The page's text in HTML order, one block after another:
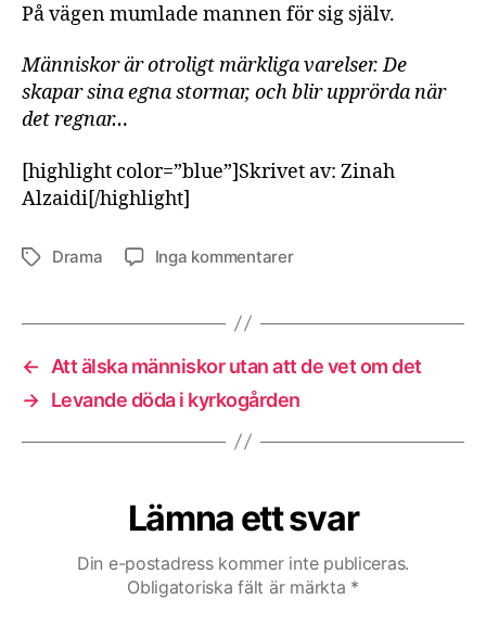
På vägen mumlade mannen för sig själv.
Människor är otroligt märkliga varelser. De
skapar sina egna stormar, och blir upprörda när
det regnar…
[highlight color=”blue”]Skrivet av: Zinah
Alzaidi[/highlight]
Etiketter
Drama Inga kommentarertill
inte
←
Att älska människor utan att de vet om det
→ Levande döda i kyrkogården
Lämna ett svar
Din e-postadress kommer inte publiceras.
Obligatoriska fält är märkta *